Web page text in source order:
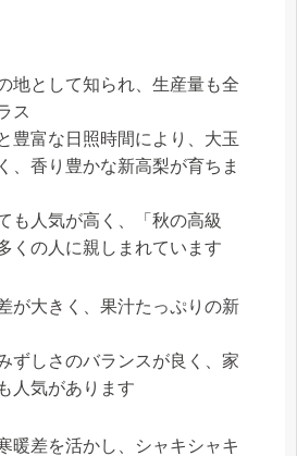
地として知られ、生産量も全
ス
豊富な日照時間により、大玉
、香り豊かな新高梨が育ちま
も人気が高く、「秋の高級
くの人に親しまれています
が大きく、果汁たっぷりの新
ずしさのバランスが良く、家
人気があります
暖差を活かし、シャキシャキ